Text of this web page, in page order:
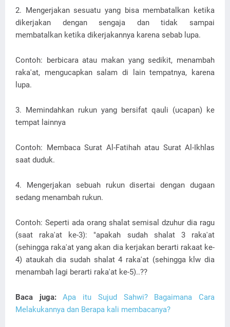
2. Mengerjakan sesuatu yang bisa membatalkan ketika
dikerjakan dengan sengaja dan tidak sampai
membatalkan ketika dikerjakannya karena sebab lupa.
Contoh: berbicara atau makan yang sedikit, menambah
raka'at, mengucapkan salam di lain tempatnya, karena
lupa.
3. Memindahkan rukun yang bersifat qauli (ucapan) ke
tempat lainnya
Contoh: Membaca Surat Al-Fatihah atau Surat Al-Ikhlas
saat duduk.
4. Mengerjakan sebuah rukun disertai dengan dugaan
sedang menambah rukun.
Contoh: Seperti ada orang shalat semisal dzuhur dia ragu
(saat raka'at ke-3): "apakah sudah shalat 3 raka'at
(sehingga raka'at yang akan dia kerjakan berarti rakaat ke-
4) ataukah dia sudah shalat 4 raka'at (sehingga klw dia
menambah lagi berarti raka'at ke-5)..??
Baca juga:
Apa itu Sujud Sahwi? Bagaimana Cara
Melakukannya dan Berapa kali membacanya?